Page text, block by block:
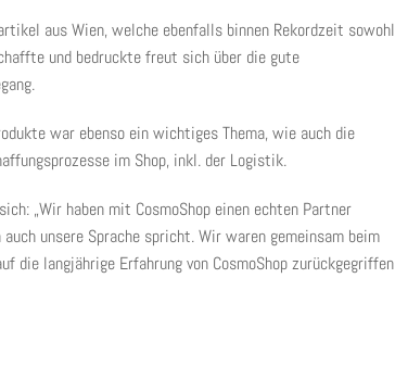
aus Wien, welche ebenfalls binnen Rekordzeit sowohl
und bedruckte freut sich über die gute
war ebenso ein wichtiges Thema, wie auch die
im Shop, inkl. der Logistik.
„Wir haben mit CosmoShop einen echten Partner
unsere Sprache spricht. Wir waren gemeinsam beim
die langjährige Erfahrung von CosmoShop zurückgegriffen